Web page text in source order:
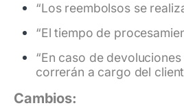
“Los reembolsos se
“El tiempo de
“En caso de
correrán a cargo del
Cambios: